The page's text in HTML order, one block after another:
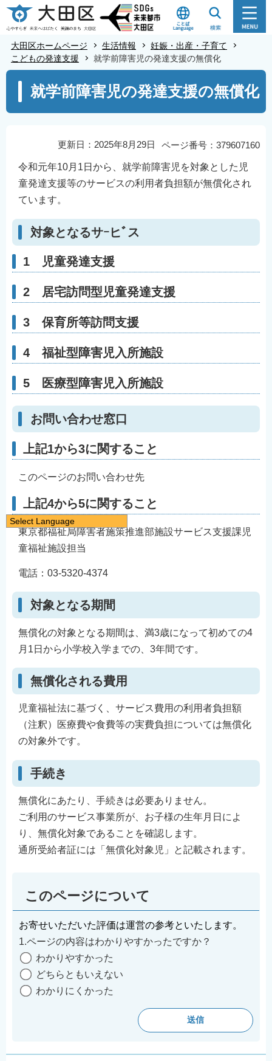
こ
の
ジ
大田区ホームページ 生活情報
妊娠・出産・子育て
こどもの発達支援
就学前障害児の発達支援の無償化
こ
就学前障害児の発達支援の無償化
ページ番号：379607160
更新日：2025年8月29日
令和元年10月1日から、就学前障害児を対象とした児
童発達支援等のサービスの利用者負担額が無償化され
ています。
対象となるサｰヒﾞス
1 児童発達支援
2 居宅訪問型児童発達支援
3 保育所等訪問支援
4 福祉型障害児入所施設
5 医療型障害児入所施設
お問い合わせ窓口
上記1から3に関すること
このページのお問い合わせ先
上記4から5に関すること
東京都福祉局障害者施策推進部施設サービス支援課児
童福祉施設担当
電話：03-5320-4374
対象となる期間
無償化の対象となる期間は、満3歳になって初めての4
月1日から小学校入学までの、3年間です。
無償化される費用
児童福祉法に基づく、サービス費用の利用者負担額
（注釈）医療費や食費等の実費負担については無償化
の対象外です。
手続き
無償化にあたり、手続きは必要ありません。
ご利用のサービス事業所が、お子様の生年月日によ
り、無償化対象であることを確認します。
通所受給者証には「無償化対象児」と記載されます。
このページについて
お寄せいただいた評価は運営の参考といたします。
1.ページの内容はわかりやすかったですか？
わかりやすかった
どちらともいえない
わかりにくかった
Select Language
日本語
English
简体中文
繁體中文
한국어
नेपाली
Filipino